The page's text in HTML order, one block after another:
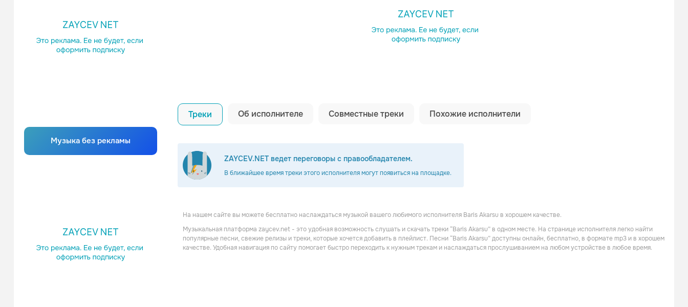
Музыка без рекламы
Копировать ссылку
Треки Об исполнителе Совместные треки Похожие исполнители
ZAYCEV.NET ведет переговоры с правообладателем.
В ближайшее время треки этого исполнителя могут появиться на площадке.
Cem Karaca
Саундтреки
Feridun Düzağaç
Поп
Seksendort
Рок
Haluk Levent
Поп Рок
На нашем сайте вы можете бесплатно наслаждаться музыкой вашего любимого исполнителя Baris Akarsu в хорошем качестве.
Музыкальная платформа zaycev.net - это удобная возможность слушать и скачать треки “Baris Akarsu” в одном месте. На странице исполнителя легко найти
популярные песни, свежие релизы и треки, которые хочется добавить в плейлист. Песни “Baris Akarsu” доступны онлайн, бесплатно, в формате mp3 и в хорошем
качестве. Удобная навигация по сайту помогает быстро переходить к нужным трекам и наслаждаться прослушиванием на любом устройстве в любое время.